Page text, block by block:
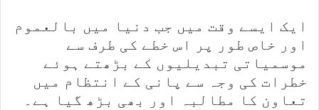
ایک ایسے وقت میں جب دنیا میں بالعموم
اور خاص طور پر اس خطے کی طرف سے
موسمیاتی تبدیلیوں کے بڑھتے ہوئے
خطرات کی وجہ سے پانی کے انتظام میں
تعاون کا مطالبہ اور بھی بڑھ گیا ہے۔